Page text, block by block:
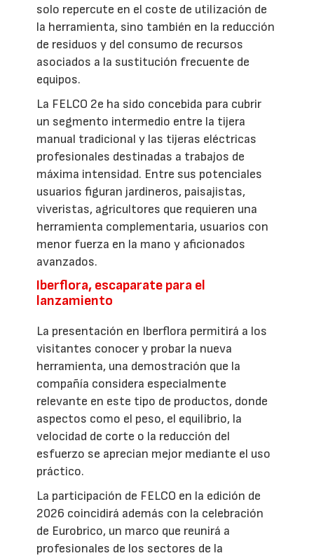
solo repercute en el coste de utilización de
la herramienta, sino también en la reducción
de residuos y del consumo de recursos
asociados a la sustitución frecuente de
equipos.
La FELCO 2e ha sido concebida para cubrir
un segmento intermedio entre la tijera
manual tradicional y las tijeras eléctricas
profesionales destinadas a trabajos de
máxima intensidad. Entre sus potenciales
usuarios figuran jardineros, paisajistas,
viveristas, agricultores que requieren una
herramienta complementaria, usuarios con
menor fuerza en la mano y aficionados
avanzados.
Iberflora, escaparate para el
lanzamiento
La presentación en Iberflora permitirá a los
visitantes conocer y probar la nueva
herramienta, una demostración que la
compañía considera especialmente
relevante en este tipo de productos, donde
aspectos como el peso, el equilibrio, la
velocidad de corte o la reducción del
esfuerzo se aprecian mejor mediante el uso
práctico.
La participación de FELCO en la edición de
2026 coincidirá además con la celebración
de Eurobrico, un marco que reunirá a
profesionales de los sectores de la